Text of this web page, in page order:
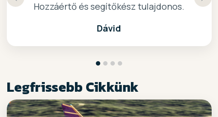
Hozzáértő és segítőkész tulajdonos.
Dávid
kiváló surf-ös bolt .. ajánlom!
Nagyon kedves elado, jo kis bolt :)
Köszönöm a gyors, barátságos kiszolgálast.
Legfrissebb Cikkünk